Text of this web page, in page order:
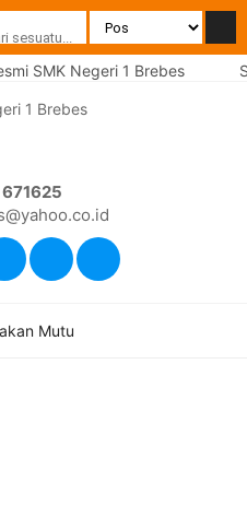
SMK Negeri 1 Brebes
Mutu